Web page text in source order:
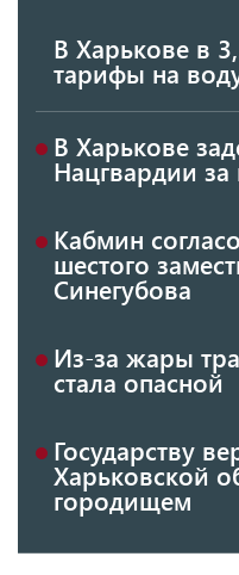
В Харькове в
тарифы на
В Харькове
Нацгвардии
Кабмин
шестого
Синегубова
Из-за жары
стала опасной
Государству
Харьковской
городищем